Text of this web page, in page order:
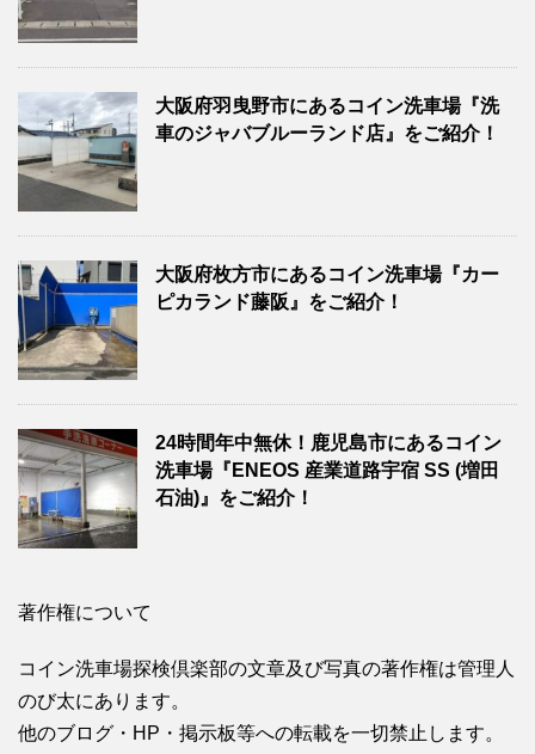
大阪府羽曳野市にあるコイン洗車場『洗
車のジャバブルーランド店』をご紹介！
大阪府枚方市にあるコイン洗車場『カー
ピカランド藤阪』をご紹介！
24時間年中無休！鹿児島市にあるコイン
洗車場『ENEOS 産業道路宇宿 SS (増田
石油)』をご紹介！
著作権について
コイン洗車場探検倶楽部の文章及び写真の著作権は管理人
のび太にあります。
他のブログ・HP・掲示板等への転載を一切禁止します。